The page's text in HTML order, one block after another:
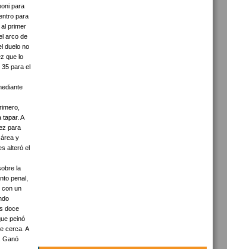
para
para
primer
arco de
duelo no
que lo
para el
A
para
y
alteró el
la
penal,
con un
doce
peinó
cerca. A
Ganó